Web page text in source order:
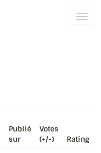
la
Publié
sur
Votes
(+/-)
Rating